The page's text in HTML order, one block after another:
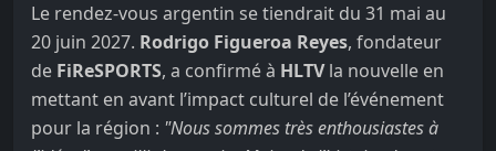
Le rendez-vous argentin se tiendrait du 31 mai au
20 juin 2027. Rodrigo Figueroa Reyes, fondateur
de FiReSPORTS, a confirmé à HLTVla nouvelle en
mettant en avant l’impact culturel de l’événement
pour la région : "Nous sommes très enthousiastes à